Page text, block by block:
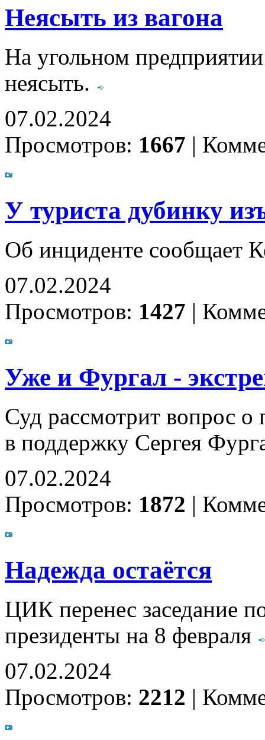
Неясыть из вагона
На угольном
неясыть.
07.02.2024
Просмотров: 1667 |
У туриста дубинку
Об инциденте сообщает
07.02.2024
Просмотров: 1427 |
Уже и Фургал -
Суд рассмотрит вопрос о
в поддержку Сергея
07.02.2024
Просмотров: 1872 |
Надежда остаётся
ЦИК перенес заседание
президенты на 8 февраля
07.02.2024
Просмотров: 2212 |